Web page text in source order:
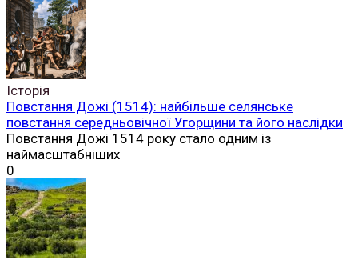
Історія
Повстання Дожі (1514): найбільше селянське
повстання середньовічної Угорщини та його наслідки
Повстання Дожі 1514 року стало одним із
наймасштабніших
0